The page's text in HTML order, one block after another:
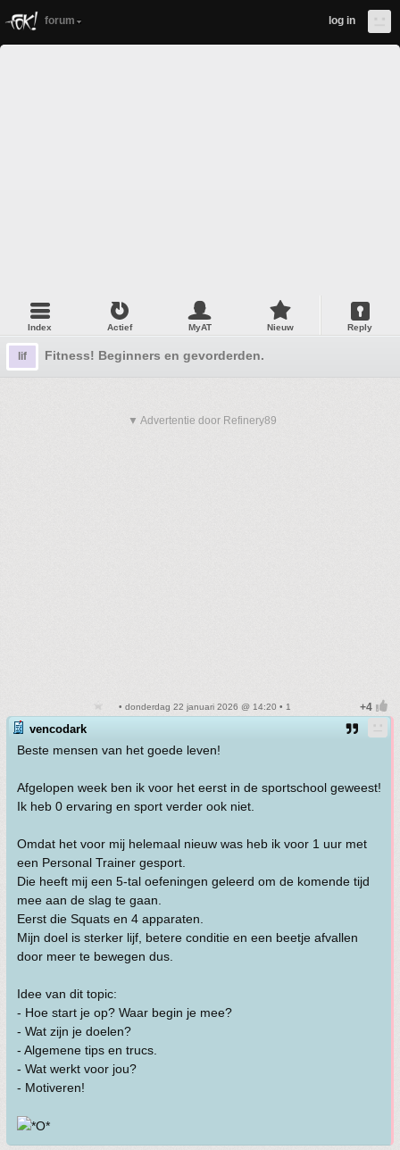
forum log in
Index Actief MyAT Nieuw Reply
lif Fitness! Beginners en gevorderden.
▼ Advertentie door Refinery89
• donderdag 22 januari 2026 @ 14:20 • 1
vencodark
Beste mensen van het goede leven!
Afgelopen week ben ik voor het eerst in de sportschool geweest!
Ik heb 0 ervaring en sport verder ook niet.
Omdat het voor mij helemaal nieuw was heb ik voor 1 uur met
een Personal Trainer gesport.
Die heeft mij een 5-tal oefeningen geleerd om de komende tijd
mee aan de slag te gaan.
Eerst die Squats en 4 apparaten.
Mijn doel is sterker lijf, betere conditie en een beetje afvallen
door meer te bewegen dus.
Idee van dit topic:
- Hoe start je op? Waar begin je mee?
- Wat zijn je doelen?
- Algemene tips en trucs.
- Wat werkt voor jou?
- Motiveren!